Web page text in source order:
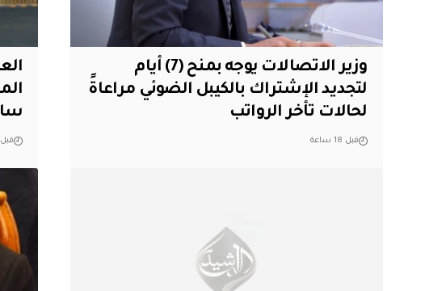
وزير الاتصالات يوجه بمنح (7) أيام
لتجديد الإشتراك بالكيبل الضوئي مراعاةً
لحالات تأخر الرواتب
قبل 18 ساعة قبل 20 ساعة